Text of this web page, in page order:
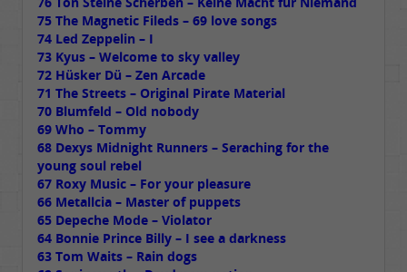
75 The Magnetic Fileds – 69 love songs
74 Led Zeppelin – I
73 Kyus – Welcome to sky valley
72 Hüsker Dü – Zen Arcade
71 The Streets – Original Pirate Material
70 Blumfeld – Old nobody
69 Who – Tommy
68 Dexys Midnight Runners – Seraching for the
young soul rebel
67 Roxy Music – For your pleasure
66 Metallcia – Master of puppets
65 Depeche Mode – Violator
64 Bonnie Prince Billy – I see a darkness
63 Tom Waits – Rain dogs